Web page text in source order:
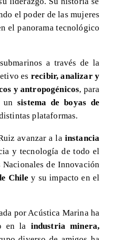
el poder de las mujeres
el panorama tecnológico
a través de la
es recibir, analizar y
y antropogénicos, para
unsistema de boyas de
plataformas.
avanzar a la instancia
y tecnología de todo el
de Innovación
Chiley su impacto en el
por Acústica Marina ha
en la industria minera,